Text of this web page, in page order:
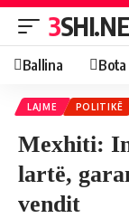
Ballina Bota
LAJME POLITIKË
Mexhiti:
lartë,
vendit